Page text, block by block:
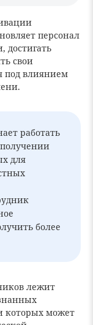
персонал
достигать
свои
под влиянием
работать
для
более
лежит
которых может